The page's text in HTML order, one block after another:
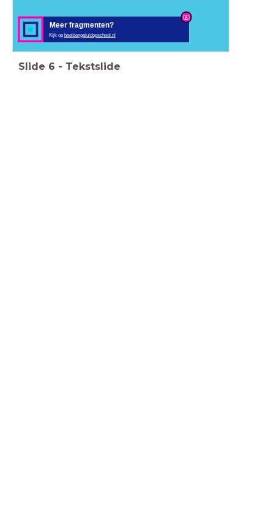
Meer fragmenten?
Kijk op beeldengeluidopschool.nl
Slide 6 - Tekstslide